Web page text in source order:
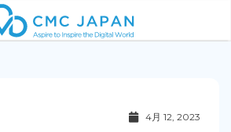
4月 12, 2023